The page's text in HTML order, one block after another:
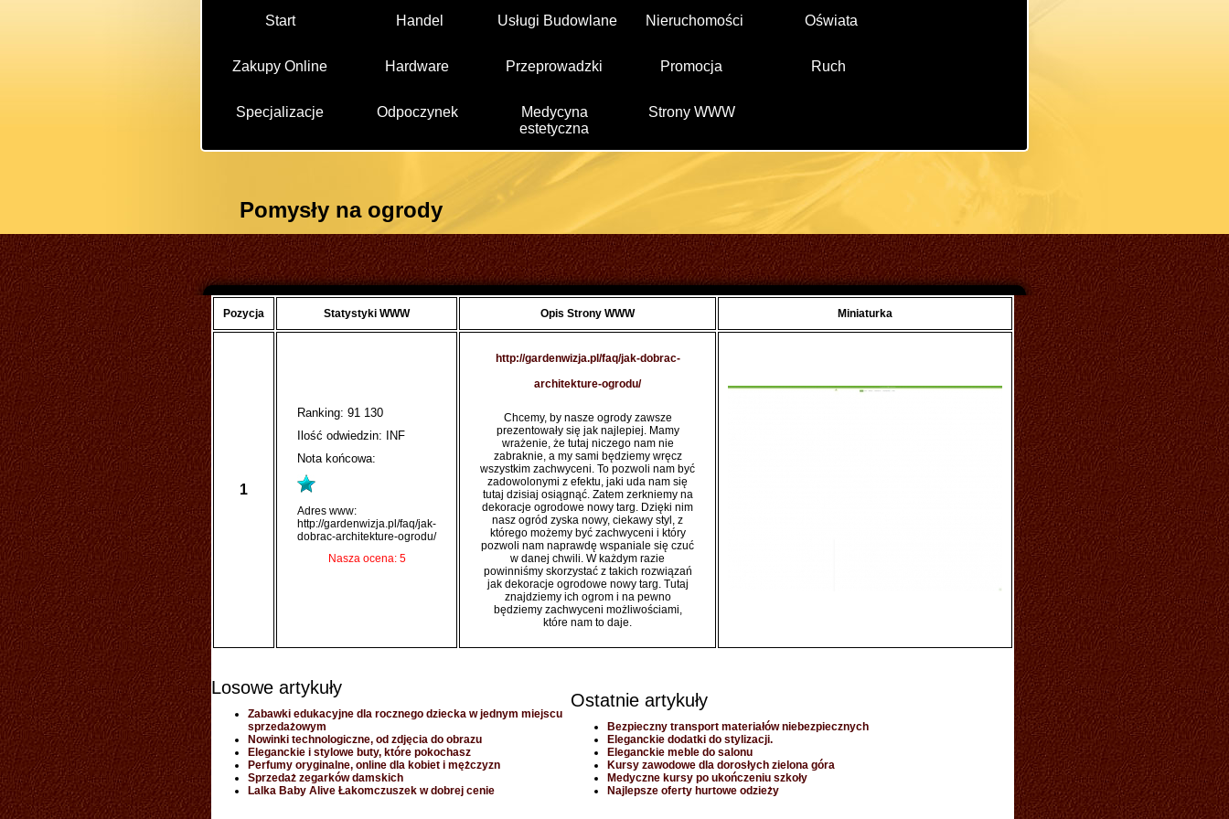
Start Handel Usługi Budowlane Nieruchomości Oświata
Zakupy Online Hardware Przeprowadzki Promocja Ruch
Specjalizacje Odpoczynek
Medycyna
estetyczna
Strony WWW
Pomysły na ogrody
Pozycja Statystyki WWW Opis Strony WWW Miniaturka
1
Ranking: 91 130
Ilość odwiedzin: INF
Nota końcowa:
Adres www:
http://gardenwizja.pl/faq/jak-
dobrac-architekture-ogrodu/
Nasza ocena: 5
http://gardenwizja.pl/faq/jak-dobrac-
architekture-ogrodu/
Chcemy, by nasze ogrody zawsze
prezentowały się jak najlepiej. Mamy
wrażenie, że tutaj niczego nam nie
zabraknie, a my sami będziemy wręcz
wszystkim zachwyceni. To pozwoli nam być
zadowolonymi z efektu, jaki uda nam się
tutaj dzisiaj osiągnąć. Zatem zerkniemy na
dekoracje ogrodowe nowy targ. Dzięki nim
nasz ogród zyska nowy, ciekawy styl, z
którego możemy być zachwyceni i który
pozwoli nam naprawdę wspaniale się czuć
w danej chwili. W każdym razie
powinniśmy skorzystać z takich rozwiązań
jak dekoracje ogrodowe nowy targ. Tutaj
znajdziemy ich ogrom i na pewno
będziemy zachwyceni możliwościami,
które nam to daje.
Losowe artykuły
Zabawki edukacyjne dla rocznego dziecka w jednym miejscu
sprzedażowym
Nowinki technologiczne, od zdjęcia do obrazu
Eleganckie i stylowe buty, które pokochasz
Perfumy oryginalne, online dla kobiet i mężczyzn
Sprzedaż zegarków damskich
Lalka Baby Alive Łakomczuszek w dobrej cenie
Ostatnie artykuły
Bezpieczny transport materiałów niebezpiecznych
Eleganckie dodatki do stylizacji.
Eleganckie meble do salonu
Kursy zawodowe dla dorosłych zielona góra
Medyczne kursy po ukończeniu szkoły
Najlepsze oferty hurtowe odzieży